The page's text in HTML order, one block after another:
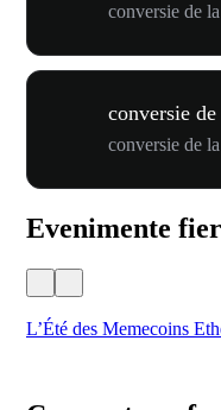
conversie de
conversie
conversie de
Evenimente
L’Été des Memecoins